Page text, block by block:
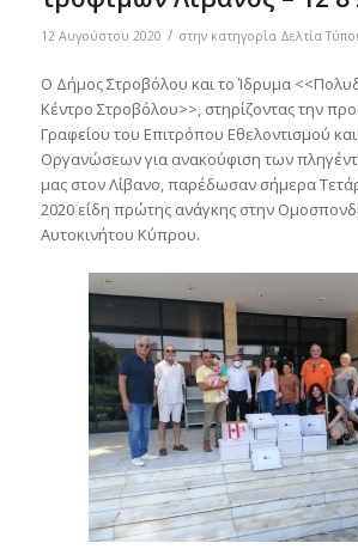
12 Αυγούστου 2020 / στην κατηγορία Δελτία
Ο Δήμος Στροβόλου και το Ίδρυμα
Κέντρο Στροβόλου>>, στηρίζοντας την
Γραφείου του Επιτρόπου Εθελοντισμού
Οργανώσεων για ανακούφιση των
μας στον Λίβανο, παρέδωσαν σήμερα
2020 είδη πρώτης ανάγκης στην
Αυτοκινήτου Κύπρου.